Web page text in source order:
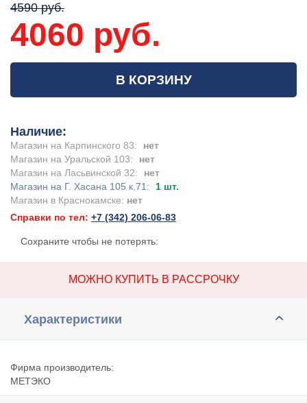
4590 руб.
4060 руб.
В КОРЗИНУ
Наличие:
Магазин на Карпинского 83:
нет
Магазин на Уральской 103:
нет
Магазин на Ласьвинской 32:
нет
Магазин на Г. Хасана 105 к.71:
1 шт.
Магазин в Краснокамске: нет
Справки по тел: +7 (342) 206-06-83
Сохраните чтобы не потерять:
МОЖНО КУПИТЬ В РАССРОЧКУ
Характеристики
Фирма производитель:
МЕТЭКО